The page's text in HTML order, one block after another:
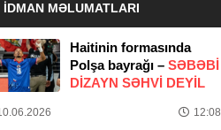
İDMAN MƏLUMATLARI
Haitinin formasında
Polşa bayrağı – SƏBƏBI
DIZAYN SƏHVI DEYIL
12:08